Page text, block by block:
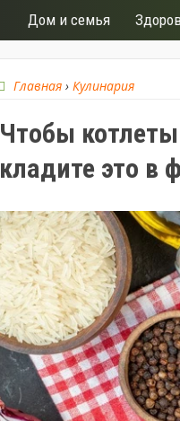
Дом и семья
Главная › Кулинария
Чтобы
кладите это в